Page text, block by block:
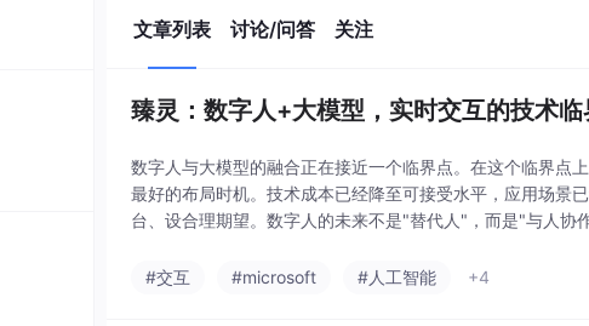
文章列表 讨论/问答 关注
臻灵：数字人+大模型，实时交互的技术
数字人与大模型的融合正在接近一个临界点。在这个临界点
最好的布局时机。技术成本已经降至可接受水平，应用场景
台、设合理期望。数字人的未来不是"替代人"，而是"与人协
#交互
#microsoft #人工智能 +4